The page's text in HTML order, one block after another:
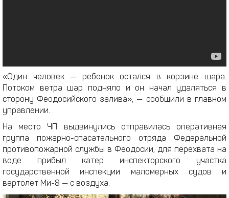
«Один человек — ребенок остался в корзине шара.
Потоком ветра шар подняло и он начал удаляться в
сторону Феодосийского залива», — сообщили в главном
управлении.
На место ЧП выдвинулись отправилась оперативная
группа пожарно-спасательного отряда Федеральной
противопожарной службы в Феодосии, для перехвата на
воде прибыл катер инспекторского участка
государственной инспекции маломерных судов и
вертолет Ми-8 — с воздуха.